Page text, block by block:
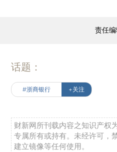
责任
话题：
#浙商银行 +关注
财新网所刊载内容之知识产权
专属所有或持有。未经许可，
建立镜像等任何使用。